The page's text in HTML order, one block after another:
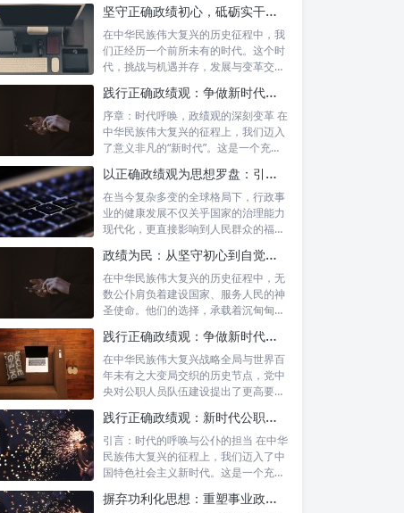
坚守正确政绩初心，砥砺实干担当精神：锚定新时代高质量发展的精神坐标
在中华民族伟大复兴的历史征程中，我
们正经历一个前所未有的时代。这个时
代，挑战与机遇并存，发展与变革交
践行正确政绩观：争做新时代合格公职人员的根本遵循与行动自觉
序章：时代呼唤，政绩观的深刻变革 在
中华民族伟大复兴的征程上，我们迈入
了意义非凡的“新时代”。这是一个充满
以正确政绩观为思想罗盘：引领行政事业高质量发展新征程
在当今复杂多变的全球格局下，行政事
业的健康发展不仅关乎国家的治理能力
现代化，更直接影响到人民群众的福祉
政绩为民：从坚守初心到自觉树立正确政绩观的实践之路
在中华民族伟大复兴的历史征程中，无
数公仆肩负着建设国家、服务人民的神
圣使命。他们的选择，承载着沉甸甸的
践行正确政绩观：争做新时代合格公职人员的根本遵循与实践路径
在中华民族伟大复兴战略全局与世界百
年未有之大变局交织的历史节点，党中
央对公职人员队伍建设提出了更高要
践行正确政绩观：新时代公职人员的使命与担当
引言：时代的呼唤与公仆的担当 在中华
民族伟大复兴的征程上，我们迈入了中
国特色社会主义新时代。这是一个充满
摒弃功利化思想：重塑事业政绩观，驱动社会高质量发展